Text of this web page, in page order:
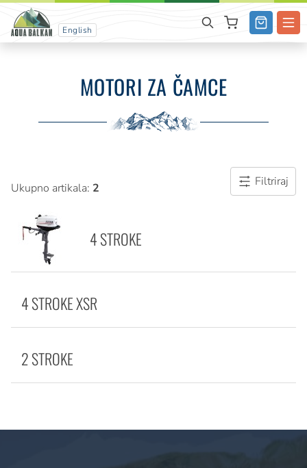
English
MOTORI ZA ČAMCE
Ukupno artikala: 2 Filtriraj
4 STROKE
4 STROKE XSR
2 STROKE